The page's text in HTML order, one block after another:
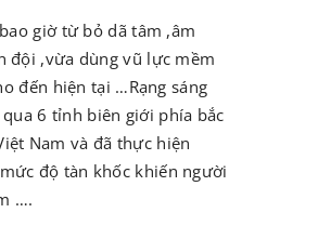
giờ từ bỏ dã tâm ,âm
đội ,vừa dùng vũ lực mềm
đến hiện tại …Rạng sáng
6 tỉnh biên giới phía bắc
Nam và đã thực hiện
độ tàn khốc khiến người
….